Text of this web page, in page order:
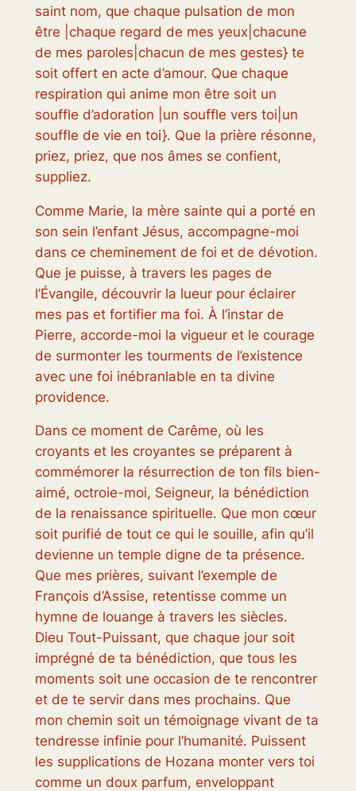
saint nom, que chaque pulsation de mon
être |chaque regard de mes yeux|chacune
de mes paroles|chacun de mes gestes} te
soit offert en acte d’amour. Que chaque
respiration qui anime mon être soit un
souffle d’adoration |un souffle vers toi|un
souffle de vie en toi}. Que la prière résonne,
priez, priez, que nos âmes se confient,
suppliez.
Comme Marie, la mère sainte qui a porté en
son sein l’enfant Jésus, accompagne-moi
dans ce cheminement de foi et de dévotion.
Que je puisse, à travers les pages de
l’Évangile, découvrir la lueur pour éclairer
mes pas et fortifier ma foi. À l’instar de
Pierre, accorde-moi la vigueur et le courage
de surmonter les tourments de l’existence
avec une foi inébranlable en ta divine
providence.
Dans ce moment de Carême, où les
croyants et les croyantes se préparent à
commémorer la résurrection de ton fils bien-
aimé, octroie-moi, Seigneur, la bénédiction
de la renaissance spirituelle. Que mon cœur
soit purifié de tout ce qui le souille, afin qu’il
devienne un temple digne de ta présence.
Que mes prières, suivant l’exemple de
François d’Assise, retentisse comme un
hymne de louange à travers les siècles.
Dieu Tout-Puissant, que chaque jour soit
imprégné de ta bénédiction, que tous les
moments soit une occasion de te rencontrer
et de te servir dans mes prochains. Que
mon chemin soit un témoignage vivant de ta
tendresse infinie pour l’humanité. Puissent
les supplications de Hozana monter vers toi
comme un doux parfum, enveloppant